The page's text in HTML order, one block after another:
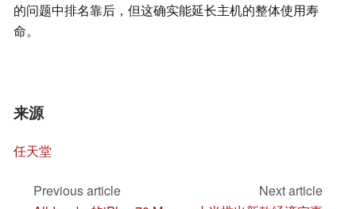
的问题中排名靠后，但这确实能延长主机的整体使用寿
命。
来源
任天堂
Previous article
Next article